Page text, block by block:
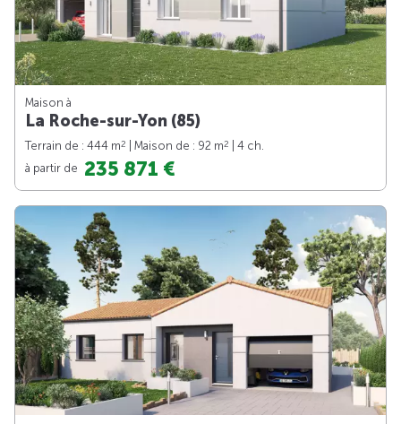
Maison à
La Roche-sur-Yon (85)
Terrain de : 444 m2 | Maison de : 92 m2
| 4 ch.
à partir de 235 871 €